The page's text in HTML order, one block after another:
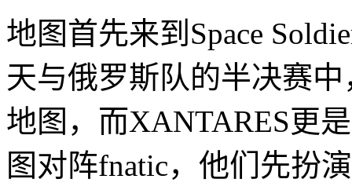
地图首先来到Space
天与俄罗斯队的半决赛
地图，而XANTARES更
图对阵fnatic，他们先扮